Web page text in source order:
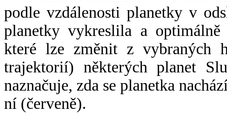
podle vzdálenosti planetky v
planetky vykreslila a
které lze změnit z vybraných
trajektorií) některých planet
naznačuje, zda se planetka
ní (červeně).